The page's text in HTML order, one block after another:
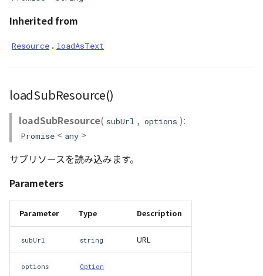
Inherited from
Resource . loadAsText
loadSubResource()
loadSubResource( subUrl , options ):
Promise < any >
サブリソースを読み込みます。
Parameters
Parameter Type Description
subUrl string URL
options Option